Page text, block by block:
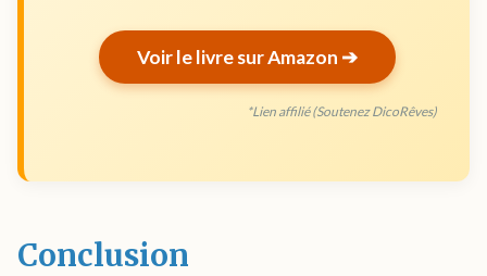
Voir le livre sur Amazon ➔
*Lien affilié (Soutenez DicoRêves)
Conclusion